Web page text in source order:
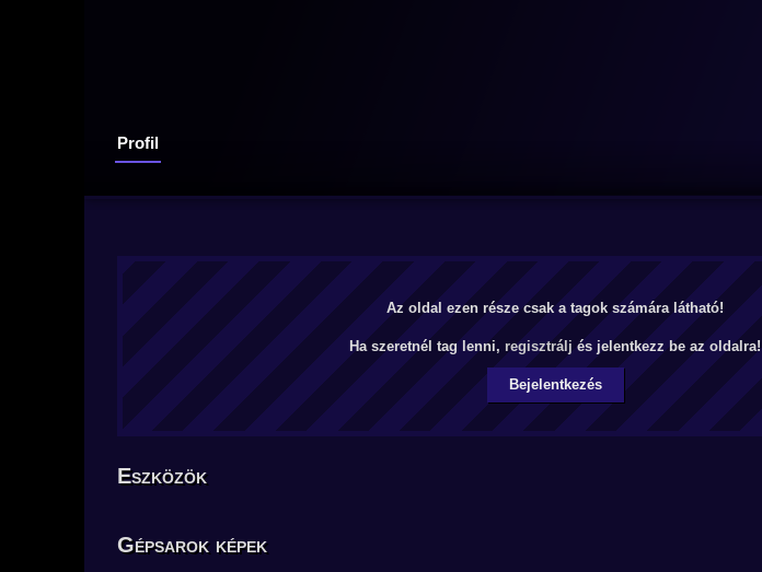
Profil
Az oldal ezen része csak a tagok számára látható!
Ha szeretnél tag lenni, regisztrálj és jelentkezz be az oldalra!
Bejelentkezés
Eszközök
Gépsarok képek